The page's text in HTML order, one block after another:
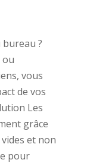
?
ou
vous
de vos
Les
grâce
et non
pour